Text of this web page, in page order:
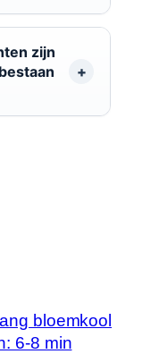
zijn
bloemkool
6-8 min